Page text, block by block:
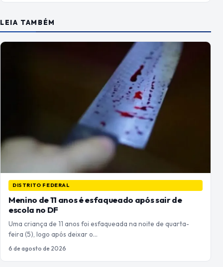
LEIA TAMBÉM
DISTRITO FEDERAL
Menino de 11 anos é esfaqueado após sair de
escola no DF
Uma criança de 11 anos foi esfaqueada na noite de quarta-
feira (5), logo após deixar o…
6 de agosto de 2026